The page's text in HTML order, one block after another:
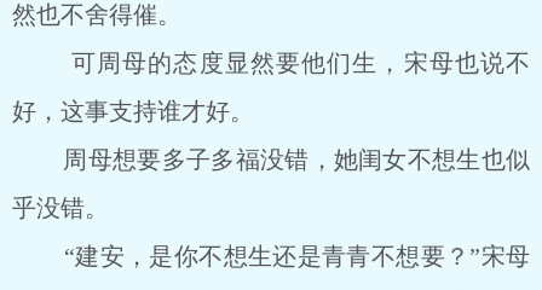
然也不舍得催。
可周母的态度显然要他们生，宋母也说不
好，这事支持谁才好。
周母想要多子多福没错，她闺女不想生也似
乎没错。
“建安，是你不想生还是青青不想要？”宋母